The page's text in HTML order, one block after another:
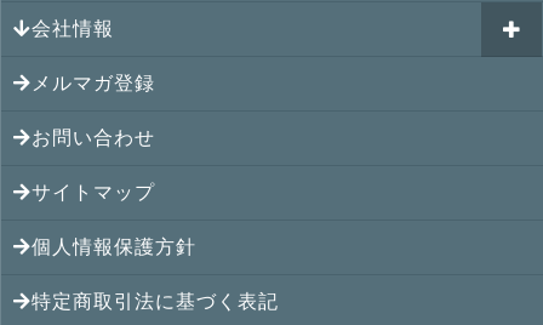
ヨーロッパの就職情報
オセアニアの就職情報
シンガポールの就職情報
マレーシアの就職情報
タイの就職情報
ベトナムの就職情報
マレーシア就職の体験談
タイ就職の体験談
ベトナム就職の体験談
インドネシア就職の体験談
インド就職の体験談
フィリピン就職の体験談
マレーシアの求人
タイの求人
ベトナムの求人
インドネシアの求人
インドの求人
フィリピンの求人
会社情報
アクセス
メンバー紹介
提携先
コンサルタント
メルマガ登録
お問い合わせ
サイトマップ
個人情報保護方針
特定商取引法に基づく表記